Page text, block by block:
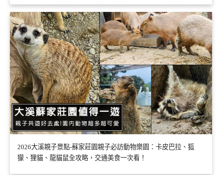
2026大溪親子景點-蘇家莊園親子必訪動物樂園：卡皮巴拉、狐
獴、狸貓、龍貓鼠全攻略，交通美食一次看！